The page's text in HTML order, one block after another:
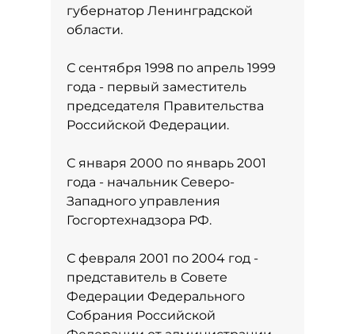
губернатор Ленинградской
области.
С сентября 1998 по апрель 1999
года - первый заместитель
председателя Правительства
Российской Федерации.
С января 2000 по январь 2001
года - начальник Северо-
Западного управления
Госгортехнадзора РФ.
С февраля 2001 по 2004 год -
представитель в Совете
Федерации Федерального
Собрания Российской